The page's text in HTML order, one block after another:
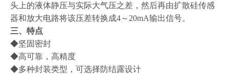
头上的液体静压与实际大气压之差，然后再由扩散硅传感
器和放大电路将该压差转换成4～20mA输出信号。
三、特点
◆坚固密封
◆高可靠，高精度
◆多种封装类型，可选择防结露设计